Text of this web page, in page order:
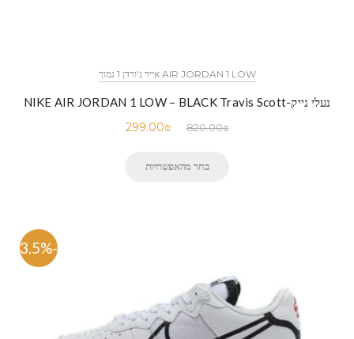
AIR JORDAN 1 LOW אייר ג'ורדן 1 נמוך
נעלי נייק-NIKE AIR JORDAN 1 LOW – BLACK Travis Scott
820.00₪
299.00₪
בחר מהאפשרויות
-53.5%